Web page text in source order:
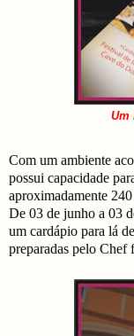
Um
Com um ambiente
possui capacidade
aproximadamente
De 03 de junho a 03
um cardápio para lá
preparadas pelo Chef